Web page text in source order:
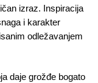
izraz. Inspiracija
i karakter
odležavanjem
daje grožđe bogato